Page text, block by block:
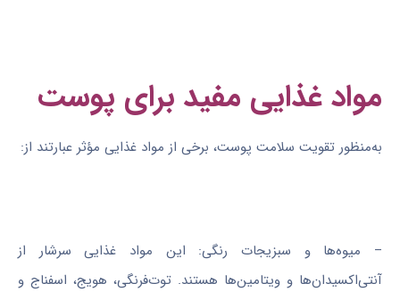
مواد غذایی مفید برای پوست
به‌منظور تقویت سلامت پوست، برخی از مواد غذایی مؤثر عبارتند از:
– میوه‌ها و سبزیجات رنگی: این مواد غذایی سرشار از
آنتی‌اکسیدان‌ها و ویتامین‌ها هستند. توت‌فرنگی، هویج، اسفناج و